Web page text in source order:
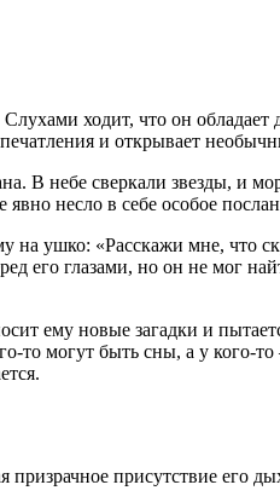
ходит, что он обладает
и открывает
В небе сверкали звезды, и
несло в себе особое
ушко: «Расскажи мне, что
его глазами, но он не мог
ему новые загадки и
то могут быть сны, а у
присутствие его